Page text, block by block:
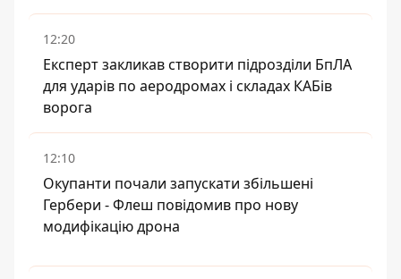
12:20
Експерт закликав створити підрозділи БпЛА
для ударів по аеродромах і складах КАБів
ворога
12:10
Окупанти почали запускати збільшені
Гербери - Флеш повідомив про нову
модифікацію дрона